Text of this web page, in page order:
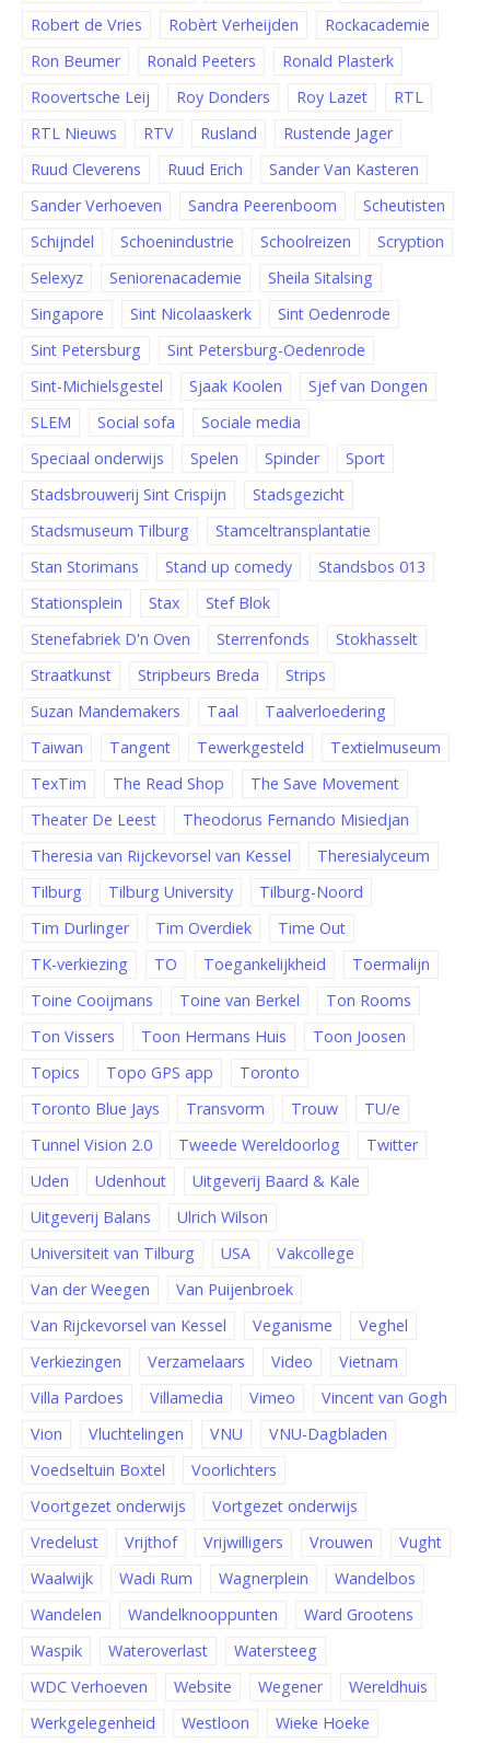
Robert de Vries
Robèrt Verheijden
Rockacademie
Ron Beumer
Ronald Peeters
Ronald Plasterk
Roovertsche Leij
Roy Donders Roy Lazet
RTL
RTL Nieuws
RTV Rusland
Rustende Jager
Ruud Cleverens
Ruud Erich
Sander Van Kasteren
Sander Verhoeven
Sandra Peerenboom
Scheutisten
Schijndel
Schoenindustrie Schoolreizen
Scryption
Selexyz
Seniorenacademie
Sheila Sitalsing
Singapore
Sint Nicolaaskerk
Sint Oedenrode
Sint Petersburg
Sint Petersburg-Oedenrode
Sint-Michielsgestel
Sjaak Koolen
Sjef van Dongen
SLEM
Social sofa
Sociale media
Speciaal onderwijs
Spelen Spinder
Sport
Stadsbrouwerij Sint Crispijn
Stadsgezicht
Stadsmuseum Tilburg
Stamceltransplantatie
Stan Storimans
Stand up comedy
Standsbos 013
Stationsplein
Stax
Stef Blok
Stenefabriek D'n Oven
Sterrenfonds
Stokhasselt
Straatkunst
Stripbeurs Breda
Strips
Suzan Mandemakers
Taal
Taalverloedering
Taiwan
Tangent Tewerkgesteld
Textielmuseum
TexTim
The Read Shop
The Save Movement
Theater De Leest
Theodorus Fernando Misiedjan
Theresia van Rijckevorsel van Kessel
Theresialyceum
Tilburg
Tilburg University
Tilburg-Noord
Tim Durlinger
Tim Overdiek
Time Out
TK-verkiezing
TO Toegankelijkheid
Toermalijn
Toine Cooijmans
Toine van Berkel
Ton Rooms
Ton Vissers
Toon Hermans Huis
Toon Joosen
Topics
Topo GPS app
Toronto
Toronto Blue Jays
Transvorm Trouw
TU/e
Tunnel Vision 2.0
Tweede Wereldoorlog
Twitter
Uden
Udenhout
Uitgeverij Baard & Kale
Uitgeverij Balans
Ulrich Wilson
Universiteit van Tilburg
USA
Vakcollege
Van der Weegen
Van Puijenbroek
Van Rijckevorsel van Kessel
Veganisme
Veghel
Verkiezingen
Verzamelaars Video
Vietnam
Villa Pardoes
Villamedia Vimeo
Vincent van Gogh
Vion
Vluchtelingen VNU
VNU-Dagbladen
Voedseltuin Boxtel
Voorlichters
Voortgezet onderwijs
Vortgezet onderwijs
Vredelust
Vrijthof Vrijwilligers Vrouwen
Vught
Waalwijk
Wadi Rum Wagnerplein
Wandelbos
Wandelen
Wandelknooppunten
Ward Grootens
Waspik
Wateroverlast
Watersteeg
WDC Verhoeven
Website Wegener
Wereldhuis
Werkgelegenheid
Westloon Wieke Hoeke